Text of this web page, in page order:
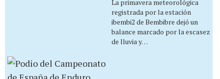
La primavera meteorológica
registrada por la estación
ibembi2 de Bembibre dejó un
balance marcado por la escasez
de lluvia y…